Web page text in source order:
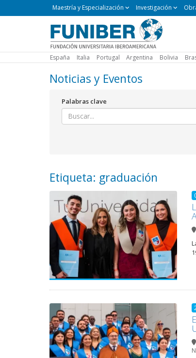
Maestría
Maestría y Especialización Investigación
España Italia Portugal Argentina Bolivia
Noticias y Eventos
Palabras clave
Etiqueta: graduación